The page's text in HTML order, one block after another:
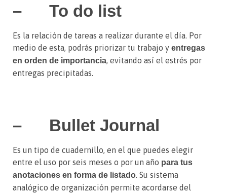
– To do list
Es la relación de tareas a realizar durante el día. Por
medio de esta, podrás priorizar tu trabajo y entregas
en orden de importancia, evitando así el estrés por
entregas precipitadas.
– Bullet Journal
Es un tipo de cuadernillo, en el que puedes elegir
entre el uso por seis meses o por un año para tus
anotaciones en forma de listado. Su sistema
analógico de organización permite acordarse del